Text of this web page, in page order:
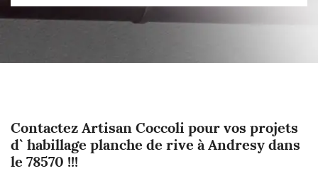
Contactez Artisan Coccoli pour vos projets
d` habillage planche de rive à Andresy dans
le 78570 !!!